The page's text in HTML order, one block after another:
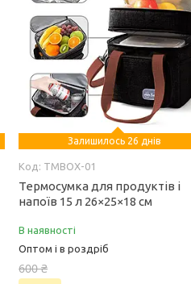
Залишилось 26 днів
TMBOX-01
Термосумка для продуктів і
напоїв 15 л 26×25×18 см
В наявності
Оптом і в роздріб
600 ₴